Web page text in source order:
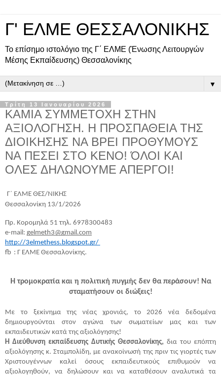
Γ' ΕΛΜΕ ΘΕΣΣΑΛΟΝΙΚΗΣ
Το επίσημο ιστολόγιο της Γ΄ ΕΛΜΕ (Ένωσης Λειτουργών
Μέσης Εκπαίδευσης) Θεσσαλονίκης
▼
Τρίτη 13 Ιανουαρίου 2026
ΚΑΜΙΑ ΣΥΜΜΕΤΟΧΗ ΣΤΗΝ
ΑΞΙΟΛΟΓΗΣΗ. Η ΠΡΟΣΠΑΘΕΙΑ ΤΗΣ
ΔΙΟΙΚΗΣΗΣ ΝΑ ΒΡΕΙ ΠΡΟΘΥΜΟΥΣ
ΝΑ ΠΕΣΕΙ ΣΤΟ ΚΕΝΟ! ΌΛΟΙ ΚΑΙ
ΟΛΕΣ ΔΗΛΩΝΟΥΜΕ ΑΠΕΡΓΟΙ!
Γ΄ ΕΛΜΕ ΘΕΣ/ΝΙΚΗΣ
Θεσσαλονίκη 13/1/2026
Πρ. Κορομηλά 51 τηλ. 6978300483
e-mail: gelmeth3@gmail.com
http://3elmethess.blogspot.gr/
fb : Γ ΕΛΜΕ Θεσσαλονίκης.
Η τρομοκρατία και η πολιτική πυγμής δεν θα περάσουν! Να
σταματήσουν οι διώξεις!
Με το ξεκίνημα της νέας χρονιάς, το 2026 νέα δεδομένα
δημιουργούνται στον αγώνα των σωματείων μας και των
εκπαιδευτικών κατά της αξιολόγησης!
Η Διεύθυνση εκπαίδευσης Δυτικής Θεσσαλονίκης, δια του επόπτη
αξιολόγησης κ. Σταμπολίδη, με ανακοίνωσή της πριν τις γιορτές των
Χριστουγέννων καλεί όσους εκπαιδευτικούς επιθυμούν να
αξιολογηθούν, να δηλώσουν και να καταθέσουν αναλυτικά τα